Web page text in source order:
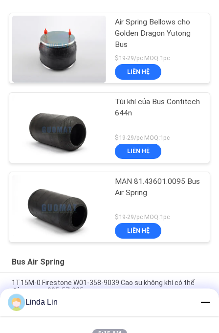
Air Spring Bellows cho
Golden Dragon Yutong
Bus
$19-29/pc MOQ:1pc
LIÊN HỆ
Túi khí của Bus Contitech
644n
$19-29/pc MOQ:1pc
LIÊN HỆ
MAN 81.43601.0095 Bus
Air Spring
$19-29/pc MOQ:1pc
LIÊN HỆ
Bus Air Spring
1T15M-0 Firestone W01-358-9039 Cao su không khí có thể
đảo ngược 905-57-085
W013588646 Neway Bus Air Spring Bellows For Golden Dragon
Yutong 1T15M-2
Linda Lin